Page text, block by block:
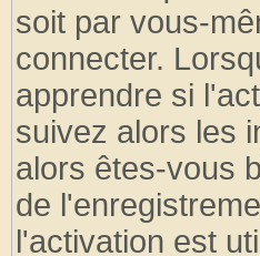
soit par vous-
connecter.
apprendre si
suivez alors les
alors êtes-vous
de
l'activation est